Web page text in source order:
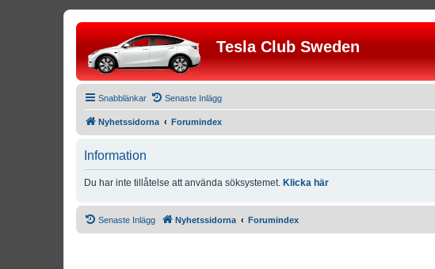
Tesla Club Sweden
Snabblänkar Senaste Inlägg
Nyhetssidorna Forumindex
Information
Du har inte tillåtelse att använda söksystemet. Klicka här
Senaste Inlägg Nyhetssidorna Forumindex